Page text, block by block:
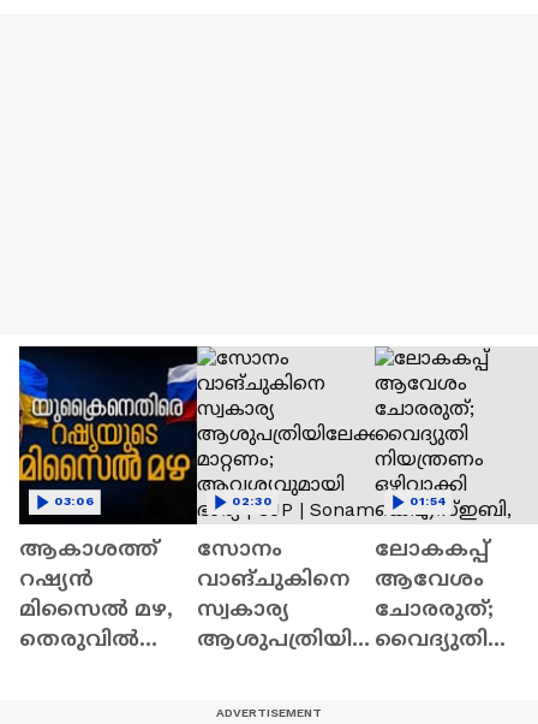
ആകാശത്ത്
റഷ്യൻ
മിസൈൽ മഴ,
തെരുവിൽ
03:06
സോനം
വാങ്ചുകിനെ
സ്വകാര്യ
ആശുപത്രിയി
02:30
ലോകകപ്പ്
ആവേശം
ചോരരുത്;
വൈദ്യുതി
01:54